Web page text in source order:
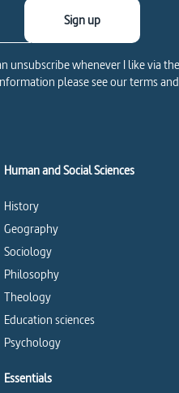
unsubscribe whenever I like via the
please see our terms
Sign up
Human and Social Sciences
History
Geography
Sociology
Philosophy
Theology
Education sciences
Psychology
Essentials